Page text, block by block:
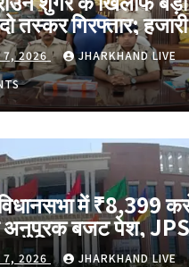
तस्कर गिरफ्तार;
7, 2026
JHARKHAND LIVE
में ₹8,399
अनुपूरक बजट पेश,
पर विपक्ष का हंगामा
7, 2026
JHARKHAND LIVE